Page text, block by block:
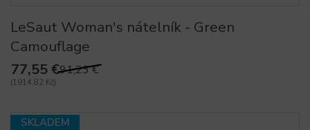
LeSaut Woman's nátelník - Green
Camouflage
77,55 €91,23 €
(1914,82 Kč)
SKLADEM